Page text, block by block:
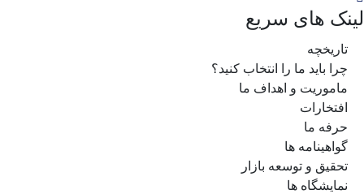
لینک های سریع
تاریخچه
چرا باید ما را انتخاب کنید؟
ماموریت و اهداف ما
افتخارات
حرفه ما
گواهینامه ها
تحقیق و توسعه بازار
نمایشگاه ها